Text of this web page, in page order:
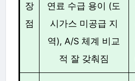
장
점
연료 수급 용이 (도
시가스 미공급 지
역), A/S 체계 비교
적 잘 갖춰짐